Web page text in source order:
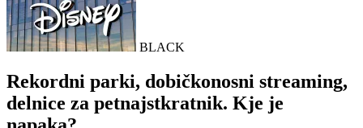
BLACK
Rekordni parki, dobičkonosni streaming,
delnice za petnajstkratnik. Kje je